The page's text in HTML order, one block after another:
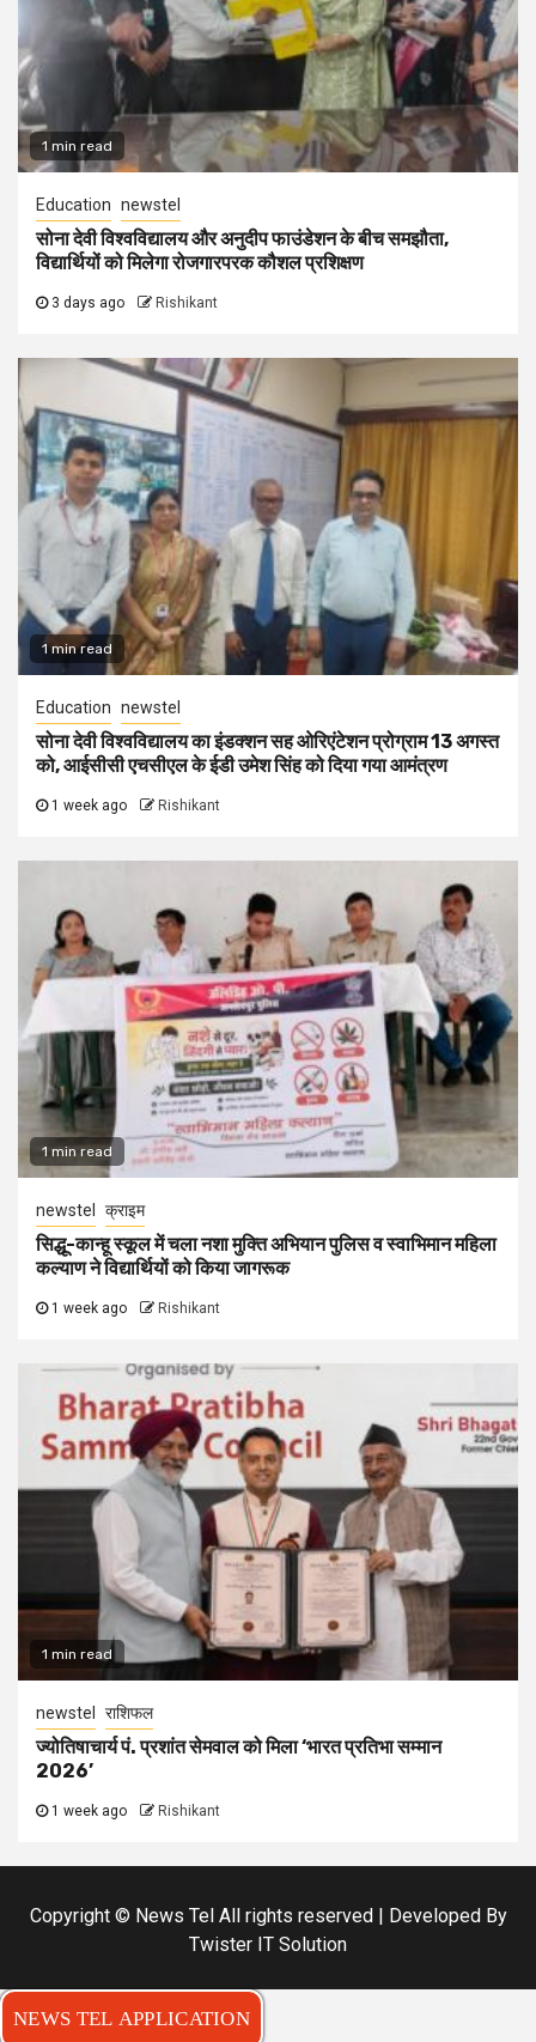
1 min read
Education newstel
सोना देवी विश्वविद्यालय और अनुदीप फाउंडेशन के बीच समझौता,
विद्यार्थियों को मिलेगा रोजगारपरक कौशल प्रशिक्षण
3 days ago Rishikant
1 min read
Education newstel
सोना देवी विश्वविद्यालय का इंडक्शन सह ओरिएंटेशन प्रोग्राम 13 अगस्त
को, आईसीसी एचसीएल के ईडी उमेश सिंह को दिया गया आमंत्रण
1 week ago Rishikant
1 min read
newstel क्राइम
सिद्धू-कान्हू स्कूल में चला नशा मुक्ति अभियान पुलिस व स्वाभिमान महिला
कल्याण ने विद्यार्थियों को किया जागरूक
1 week ago Rishikant
1 min read
newstel राशिफल
ज्योतिषाचार्य पं. प्रशांत सेमवाल को मिला ‘भारत प्रतिभा सम्मान
2026’
1 week ago Rishikant
Copyright © News Tel All rights reserved | Developed By
Twister IT Solution
NEWS TEL APPLICATION